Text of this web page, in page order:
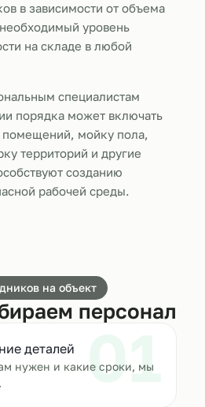
в зависимости от объема
уровень
на складе в любой
специалистам
порядка может включать
мойку пола,
территорий и другие
созданию
рабочей среды.
на объект
персонал
01
деталей
нужен и какие сроки, мы